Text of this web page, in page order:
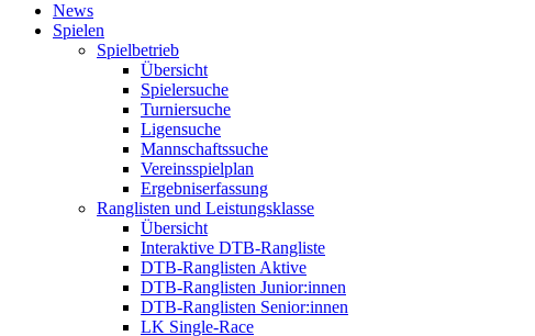
News
Spielen
Spielbetrieb
Übersicht
Spielersuche
Turniersuche
Ligensuche
Mannschaftssuche
Vereinsspielplan
Ergebniserfassung
Ranglisten und Leistungsklasse
Übersicht
Interaktive DTB-Rangliste
DTB-Ranglisten Aktive
DTB-Ranglisten Junior:innen
DTB-Ranglisten Senior:innen
LK Single-Race